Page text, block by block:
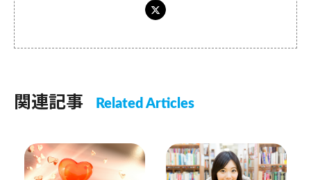
関連記事 Related Articles